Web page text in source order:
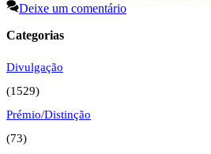
Deixe um comentário
Categorias
Divulgação
(1529)
Prémio/Distinção
(73)